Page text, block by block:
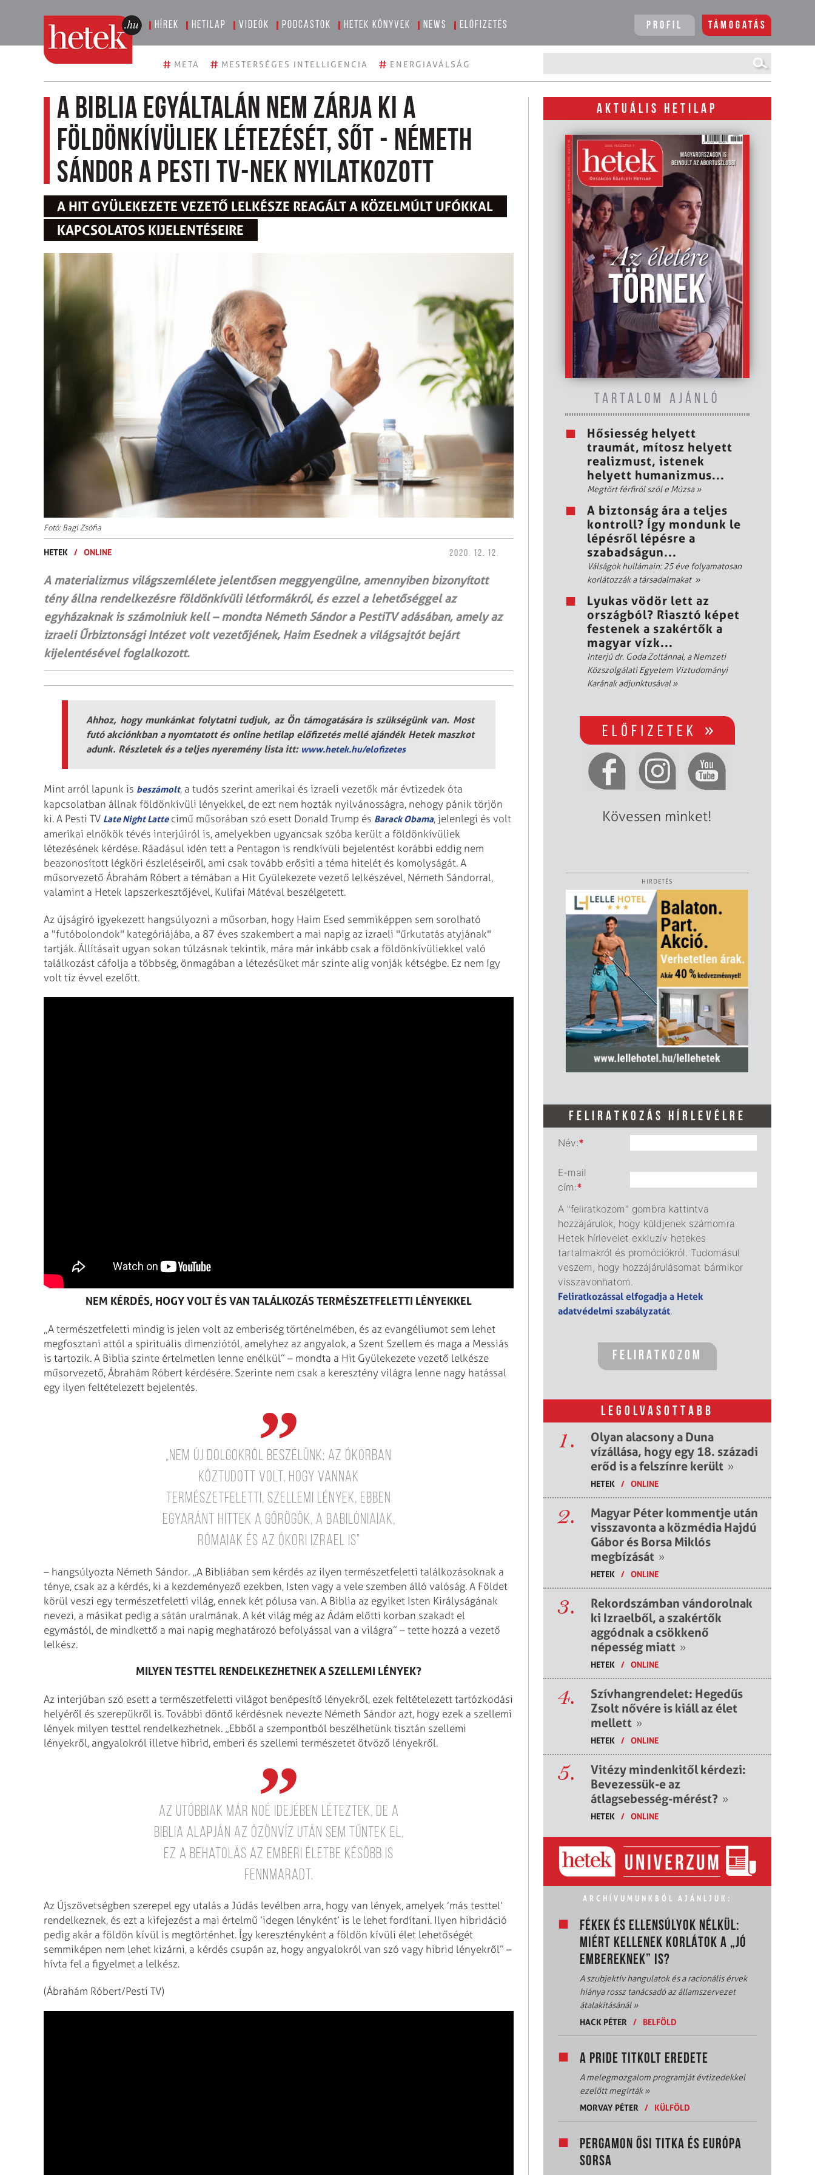
Hírek Hetilap Videók Podcastok Hetek könyvek News Előfizetés Profil Támogatás
# META # MESTERSÉGES INTELLIGENCIA # ENERGIAVÁLSÁG
A Biblia egyáltalán nem zárja ki a
földönkívüliek létezését, sőt - Németh
Sándor a Pesti TV-nek nyilatkozott
A HIT GYÜLEKEZETE VEZETŐ LELKÉSZE REAGÁLT A KÖZELMÚLT UFÓKKAL
KAPCSOLATOS KIJELENTÉSEIRE
Fotó: Bagi Zsófia
HETEK / ONLINE 2020. 12. 12.
A materializmus világszemlélete jelentősen meggyengülne, amennyiben bizonyított
tény állna rendelkezésre földönkívüli létformákról, és ezzel a lehetőséggel az
egyházaknak is számolniuk kell – mondta Németh Sándor a PestiTV adásában, amely az
izraeli Űrbiztonsági Intézet volt vezetőjének, Haim Esednek a világsajtót bejárt
kijelentésével foglalkozott.
Ahhoz, hogy munkánkat folytatni tudjuk, az Ön támogatására is szükségünk van. Most
futó akciónkban a nyomtatott és online hetilap előfizetés mellé ajándék Hetek maszkot
adunk. Részletek és a teljes nyeremény lista itt: www.hetek.hu/elofizetes
Mint arról lapunk is beszámolt, a tudós szerint amerikai és izraeli vezetők már évtizedek óta
kapcsolatban állnak földönkívüli lényekkel, de ezt nem hozták nyilvánosságra, nehogy pánik törjön
ki. A Pesti TV Late Night Lattecímű műsorában szó esett Donald Trump és Barack Obama, jelenlegi és volt
amerikai elnökök tévés interjúiról is, amelyekben ugyancsak szóba került a földönkívüliek
létezésének kérdése. Ráadásul idén tett a Pentagon is rendkívüli bejelentést korábbi eddig nem
beazonosított légköri észleléseiről, ami csak tovább erősiti a téma hitelét és komolyságát. A
műsorvezető Ábrahám Róbert a témában a Hit Gyülekezete vezető lelkészével, Németh Sándorral,
valamint a Hetek lapszerkesztőjével, Kulifai Mátéval beszélgetett.
Az újságíró igyekezett hangsúlyozni a műsorban, hogy Haim Esed semmiképpen sem sorolható
a "futóbolondok" kategóriájába, a 87 éves szakembert a mai napig az izraeli "űrkutatás atyjának"
tartják. Állításait ugyan sokan túlzásnak tekintik, mára már inkább csak a földönkívüliekkel való
találkozást cáfolja a többség, önmagában a létezésüket már szinte alig vonják kétségbe. Ez nem így
volt tíz évvel ezelőtt.
NEM KÉRDÉS, HOGY VOLT ÉS VAN TALÁLKOZÁS TERMÉSZETFELETTI LÉNYEKKEL
„A természetfeletti mindig is jelen volt az emberiség történelmében, és az evangéliumot sem lehet
megfosztani attól a spirituális dimenziótól, amelyhez az angyalok, a Szent Szellem és maga a Messiás
is tartozik. A Biblia szinte értelmetlen lenne enélkül” – mondta a Hit Gyülekezete vezető lelkésze
műsorvezető, Ábrahám Róbert kérdésére. Szerinte nem csak a keresztény világra lenne nagy hatással
egy ilyen feltételezett bejelentés.
„Nem új dolgokról beszélünk: az ókorban
köztudott volt, hogy vannak
természetfeletti, szellemi lények, ebben
egyaránt hittek a görögök, a babilóniaiak,
rómaiak és az ókori Izrael is”
– hangsúlyozta Németh Sándor. „A Bibliában sem kérdés az ilyen természetfeletti találkozásoknak a
ténye, csak az a kérdés, ki a kezdeményező ezekben, Isten vagy a vele szemben álló valóság. A Földet
körül veszi egy természetfeletti világ, ennek két pólusa van. A Biblia az egyiket Isten Királyságának
nevezi, a másikat pedig a sátán uralmának. A két világ még az Ádám előtti korban szakadt el
egymástól, de mindkettő a mai napig meghatározó befolyással van a világra” – tette hozzá a vezető
lelkész.
MILYEN TESTTEL RENDELKEZHETNEK A SZELLEMI LÉNYEK?
Az interjúban szó esett a természetfeletti világot benépesítő lényekről, ezek feltételezett tartózkodási
helyéről és szerepükről is. További döntő kérdésnek nevezte Németh Sándor azt, hogy ezek a szellemi
lények milyen testtel rendelkezhetnek. „Ebből a szempontból beszélhetünk tisztán szellemi
lényekről, angyalokról illetve hibrid, emberi és szellemi természetet ötvöző lényekről.
Az utóbbiak már Noé idejében léteztek, de a
Biblia alapján az özönvíz után sem tűntek el,
ez a behatolás az emberi életbe később is
fennmaradt.
Az Újszövetségben szerepel egy utalás a Júdás levélben arra, hogy van lények, amelyek ’más testtel’
rendelkeznek, és ezt a kifejezést a mai értelmű ’idegen lényként’ is le lehet fordítani. Ilyen hibridáció
pedig akár a földön kívül is megtörténhet. Így keresztényként a földön kívüli élet lehetőségét
semmiképen nem lehet kizárni, a kérdés csupán az, hogy angyalokról van szó vagy hibrid lényekről” –
hívta fel a figyelmet a lelkész.
(Ábrahám Róbert/Pesti TV)
AKTUÁLIS HETILAP
TARTALOM AJÁNLÓ
Hősiesség helyett
traumát, mítosz helyett
realizmust, istenek
helyett humanizmus...
Megtört férfiról szól e Múzsa»
A biztonság ára a teljes
kontroll? Így mondunk le
lépésről lépésre a
szabadságun...
Válságok hullámain: 25 éve folyamatosan
korlátozzák a társadalmakat »
Lyukas vödör lett az
országból? Riasztó képet
festenek a szakértők a
magyar vízk...
Interjú dr. Goda Zoltánnal, a Nemzeti
Közszolgálati Egyetem Víztudományi
Karának adjunktusával»
Kövessen minket!
HIRDETÉS
FELIRATKOZÁS HÍRLEVÉLRE
Név:*
E-mail
cím:*
A "feliratkozom" gombra kattintva
hozzájárulok, hogy küldjenek számomra
Hetek hírlevelet exkluzív hetekes
tartalmakról és promóciókról. Tudomásul
veszem, hogy hozzájárulásomat bármikor
visszavonhatom.
Feliratkozással elfogadja a Hetek
adatvédelmi szabályzatát
LEGOLVASOTTABB
1.
Olyan alacsony a Duna
vízállása, hogy egy 18. századi
erőd is a felszínre került »
HETEK / ONLINE
2.
Magyar Péter kommentje után
visszavonta a közmédia Hajdú
Gábor és Borsa Miklós
megbízását »
HETEK / ONLINE
3.
Rekordszámban vándorolnak
ki Izraelből, a szakértők
aggódnak a csökkenő
népesség miatt »
HETEK / ONLINE
4.
Szívhangrendelet: Hegedűs
Zsolt nővére is kiáll az élet
mellett »
HETEK / ONLINE
5.
Vitézy mindenkitől kérdezi:
Bevezessük-e az
átlagsebesség-mérést? »
HETEK / ONLINE
ARCHÍVUMUNKBÓL AJÁNLJUK:
FÉKEK ÉS ELLENSÚLYOK NÉLKÜL:
MIÉRT KELLENEK KORLÁTOK A „JÓ
EMBEREKNEK” IS?
A szubjektív hangulatok és a racionális érvek
hiánya rossz tanácsadó az államszervezet
átalakításánál»
HACK PÉTER
/ BELFÖLD
A PRIDE TITKOLT EREDETE
A melegmozgalom programját évtizedekkel
ezelőtt megírták»
MORVAY PÉTER
/ KÜLFÖLD
PERGAMON ŐSI TITKA ÉS EURÓPA
SORSA